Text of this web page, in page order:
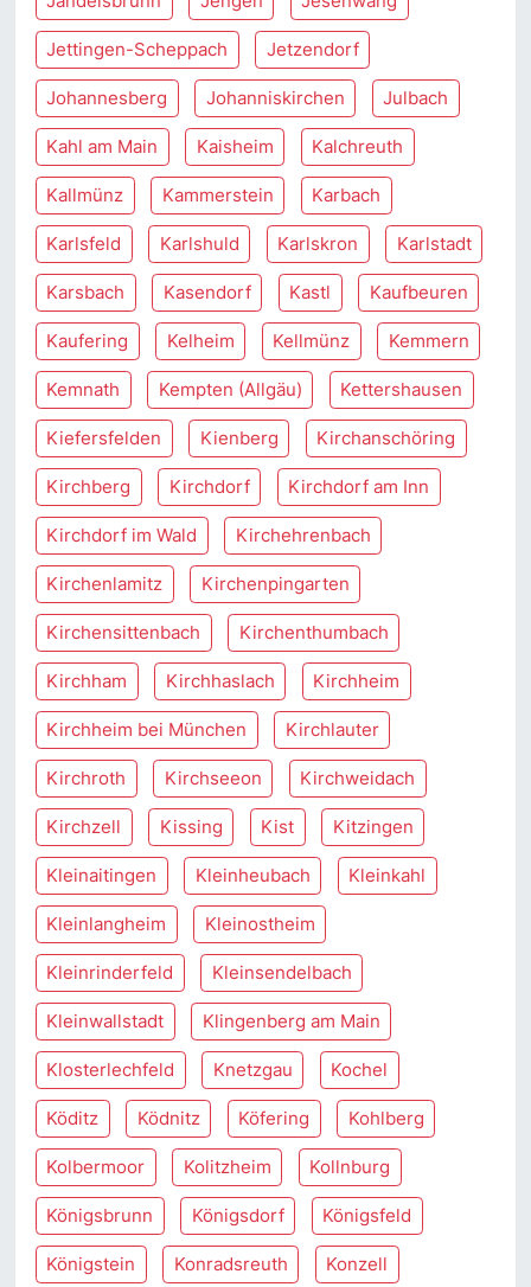
Jettingen-Scheppach Jetzendorf
Johannesberg Johanniskirchen Julbach
Kahl am Main Kaisheim Kalchreuth
Kallmünz Kammerstein Karbach
Karlsfeld Karlshuld Karlskron Karlstadt
Karsbach Kasendorf Kastl Kaufbeuren
Kaufering Kelheim Kellmünz Kemmern
Kemnath Kempten (Allgäu) Kettershausen
Kiefersfelden Kienberg Kirchanschöring
Kirchberg Kirchdorf Kirchdorf am Inn
Kirchdorf im Wald Kirchehrenbach
Kirchenlamitz Kirchenpingarten
Kirchensittenbach Kirchenthumbach
Kirchham Kirchhaslach Kirchheim
Kirchheim bei München Kirchlauter
Kirchroth Kirchseeon Kirchweidach
Kirchzell Kissing Kist Kitzingen
Kleinaitingen Kleinheubach Kleinkahl
Kleinlangheim Kleinostheim
Kleinrinderfeld Kleinsendelbach
Kleinwallstadt Klingenberg am Main
Klosterlechfeld Knetzgau Kochel
Köditz Ködnitz Köfering Kohlberg
Kolbermoor Kolitzheim Kollnburg
Königsbrunn Königsdorf Königsfeld
Königstein Konradsreuth Konzell